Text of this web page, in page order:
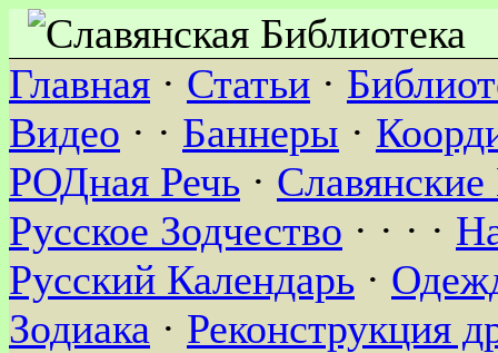
Главная · Статьи ·
Видео · · Баннеры ·
РОДная Речь ·
Русское Зодчество · · · ·
Русский Календарь ·
Зодиака · Реконструкция